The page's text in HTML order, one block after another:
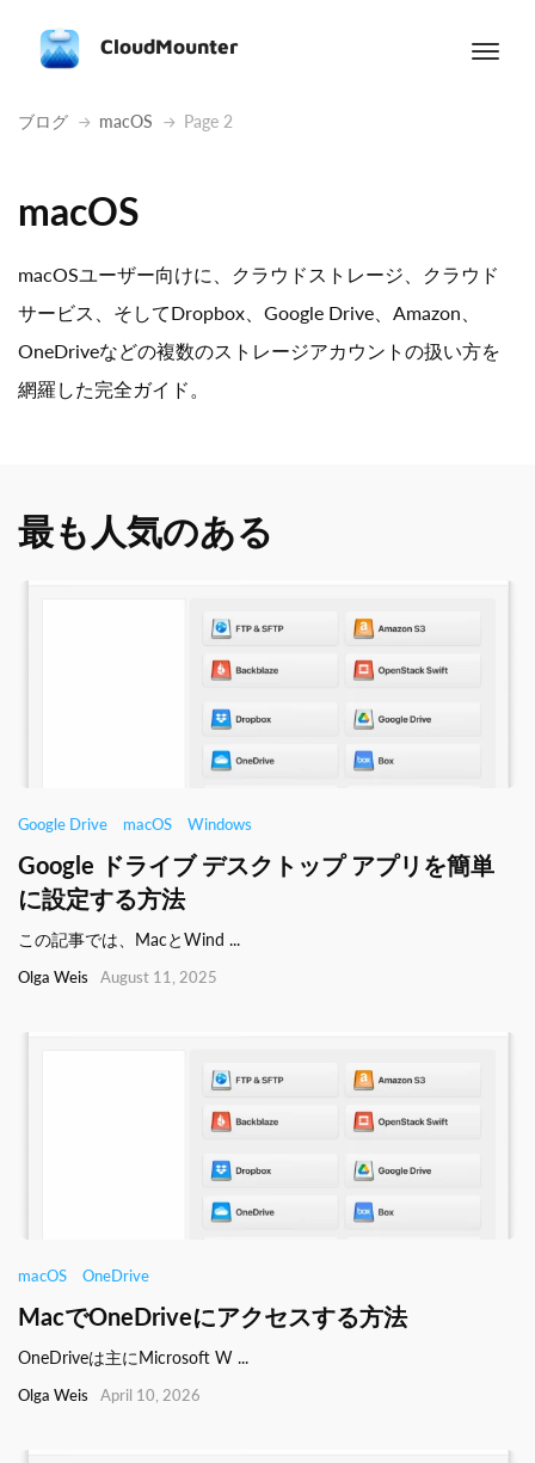
CloudMounter
ブログ macOS Page 2
macOS
macOSユーザー向けに、クラウドストレージ、クラウド
サービス、そしてDropbox、Google Drive、Amazon、
OneDriveなどの複数のストレージアカウントの扱い方を
網羅した完全ガイド。
最も人気のある
Google Drive macOS Windows
Google ドライブ デスクトップ アプリを簡単
に設定する方法
この記事では、MacとWind ...
Olga Weis August 11, 2025
macOS OneDrive
MacでOneDriveにアクセスする方法
OneDriveは主にMicrosoft W ...
Olga Weis April 10, 2026